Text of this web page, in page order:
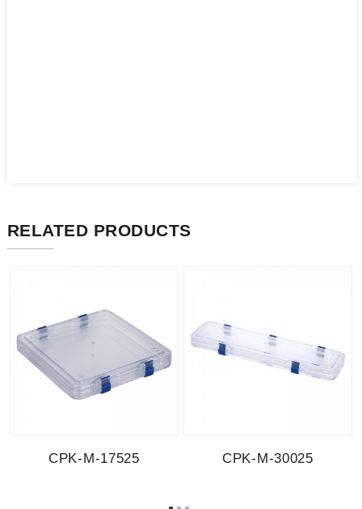
RELATED PRODUCTS
CPK-M-17525 CPK-M-30025